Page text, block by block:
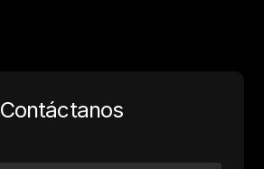
Contáctanos